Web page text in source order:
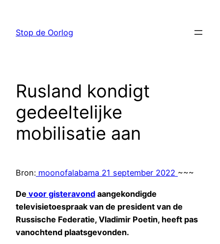
Stop de Oorlog
Rusland kondigt
gedeeltelijke
mobilisatie aan
Bron: moonofalabama 21 september 2022 ~~~
De voor gisteravond aangekondigde
televisietoespraak van de president van de
Russische Federatie, Vladimir Poetin, heeft pas
vanochtend plaatsgevonden.